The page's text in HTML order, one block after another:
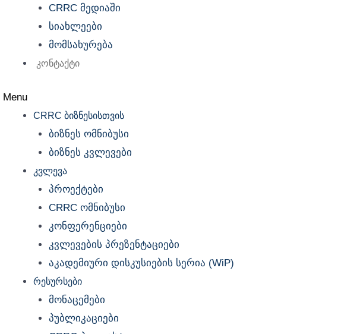
CRRC მედიაში
სიახლეები
მომსახურება
კონტაქტი
Menu
CRRC ბიზნესისთვის
ბიზნეს ომნიბუსი
ბიზნეს კვლევები
კვლევა
პროექტები
CRRC ომნიბუსი
კონფერენციები
კვლევების პრეზენტაციები
აკადემიური დისკუსიების სერია (WiP)
რესურსები
მონაცემები
პუბლიკაციები